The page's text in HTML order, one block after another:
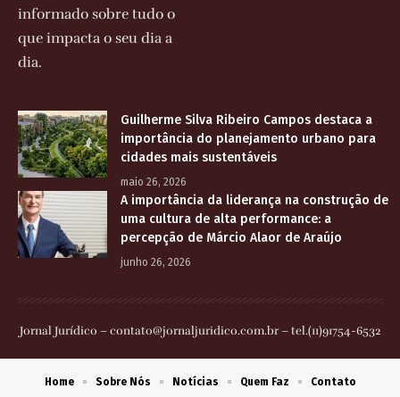
informado sobre tudo o
que impacta o seu dia a
dia.
Guilherme Silva Ribeiro Campos destaca a
importância do planejamento urbano para
cidades mais sustentáveis
maio 26, 2026
A importância da liderança na construção de
uma cultura de alta performance: a
percepção de Márcio Alaor de Araújo
junho 26, 2026
Jornal Jurídico –contato@jornaljuridico.com.br– tel.(11)91754-6532
Home Sobre Nós Notícias Quem Faz Contato